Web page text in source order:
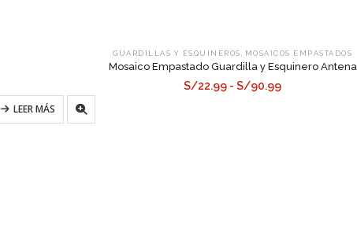
GUARDILLAS Y ESQUINEROS MOSAICOS EMPASTADOS
Mosaico Empastado Guardilla y Esquinero Antena
S/22.99 - S/90.99
LEER MÁS